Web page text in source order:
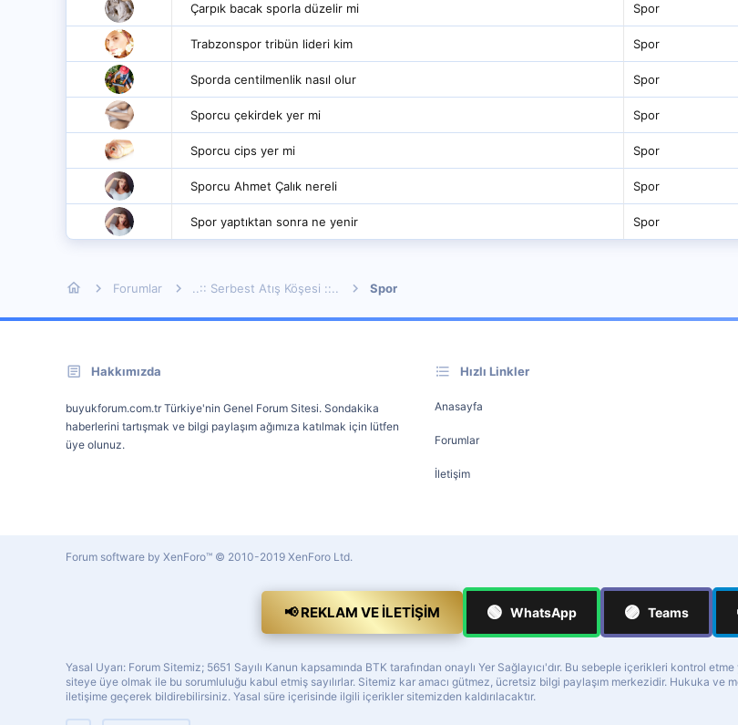
Çarpık bacak sporla düzelir mi Spor
Trabzonspor tribün lideri kim Spor
Sporda centilmenlik nasıl olur Spor
Sporcu çekirdek yer mi Spor
Sporcu cips yer mi Spor
Sporcu Ahmet Çalık nereli Spor
Spor yaptıktan sonra ne yenir Spor
Forumlar ..:: Serbest Atış Köşesi ::.. Spor
Hakkımızda
buyukforum.com.tr Türkiye'nin Genel Forum Sitesi. Sondakika
haberlerini tartışmak ve bilgi paylaşım ağımıza katılmak için lütfen
üye olunuz.
Hızlı Linkler
Anasayfa
Forumlar
İletişim
Forum software by XenForo™ © 2010-2019 XenForo Ltd.
📢 REKLAM VE İLETIŞIM 🟢 WhatsApp 🟣 Teams
Yasal Uyarı: Forum Sitemiz; 5651 Sayılı Kanun kapsamında BTK tarafından onaylı Yer Sağlayıcı'dır. Bu sebeple içerikleri kontrol
siteye üye olmak ile bu sorumluluğu kabul etmiş sayılırlar. Sitemiz kar amacı gütmez, ücretsiz bilgi paylaşım merkezidir. Hukuka ve
iletişime geçerek bildirebilirsiniz. Yasal süre içerisinde ilgili içerikler sitemizden kaldırılacaktır.